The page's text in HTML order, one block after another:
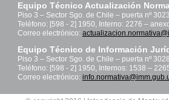
Equipo Técnico Actualización
Piso 3 – Sector Sgo. de Chile – puerta nº 3023
Teléfono: [598 - 2] 1950, Interno: 2276 –
Correo electrónico:
Equipo Técnico de Información
Piso 3 – Sector Sgo. de Chile – puerta nº 3028
Teléfono: [598 - 2] 1950, Internos: 1538 –
Correo electrónico: